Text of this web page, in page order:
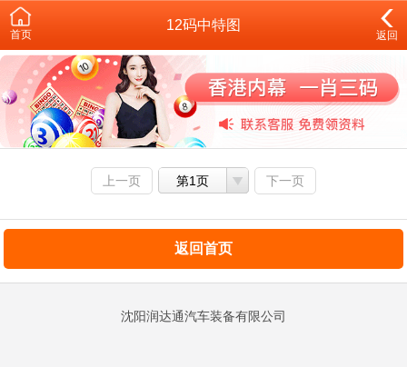
首页
12码中特图
返回
上一页 第1页 下一页
返回首页
沈阳润达通汽车装备有限公司